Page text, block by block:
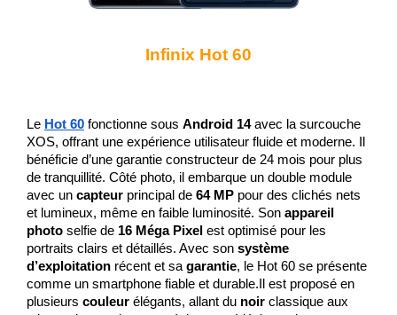
Infinix Hot 60
Le Hot 60 fonctionne sous Android 14 avec la surcouche
XOS, offrant une expérience utilisateur fluide et moderne. Il
bénéficie d’une garantie constructeur de 24 mois pour plus
de tranquillité. Côté photo, il embarque un double module
avec un capteur principal de 64 MP pour des clichés nets
et lumineux, même en faible luminosité. Son appareil
photo selfie de 16 Méga Pixel est optimisé pour les
portraits clairs et détaillés. Avec son système
d’exploitation récent et sa garantie, le Hot 60 se présente
comme un smartphone fiable et durable.Il est proposé en
plusieurs couleur élégants, allant du noir classique aux